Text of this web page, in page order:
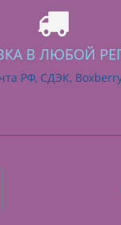
В ЛЮБОЙ
РФ, СДЭК,